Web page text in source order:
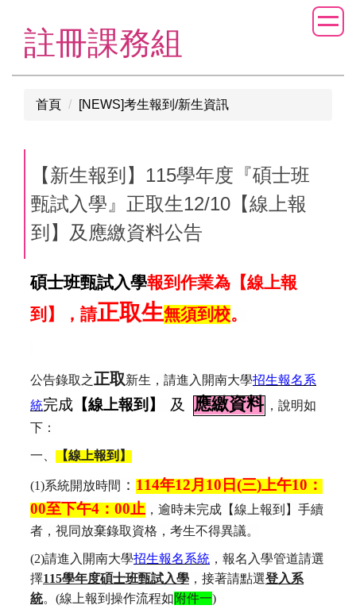
註冊課務組
首頁 [NEWS]考生報到/新生資訊
【新生報到】115學年度『碩士班
甄試入學』正取生12/10【線上報
到】及應繳資料公告
碩士班甄試入學報到作業為【線上報
到】，請正取生無須到校。
公告錄取之正取新生，請進入開南大學招生報名系
統完成 【線上報到】 及 應繳資料 ，說明如
下：
一、 【線上報到】
(1)系統開放時間 ： 114年12月 10 日(三)上午10 ：
00至下午4 ： 00止 ，逾時未完成【線上報到】手續
者，視同放棄錄取資格，考生不得異議。
(2)請進入開南大學招生報名系統 ，報名入學管道請選
擇115學年度碩士班甄試入學 ，接著請點選登入系
統。 (線上報到操作流程如附件一)